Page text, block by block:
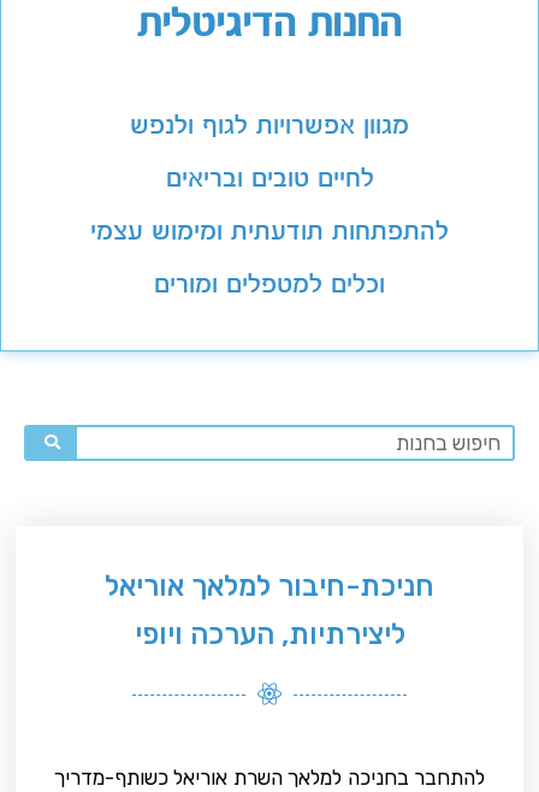
החנות הדיגיטלית
מגוון אפשרויות לגוף ולנפש
לחיים טובים ובריאים
להתפתחות תודעתית ומימוש עצמי
וכלים למטפלים ומורים
חניכת-חיבור למלאך אוריאל
ליצירתיות, הערכה ויופי
להתחבר בחניכה למלאך השרת אוריאל כשותף-מדריך